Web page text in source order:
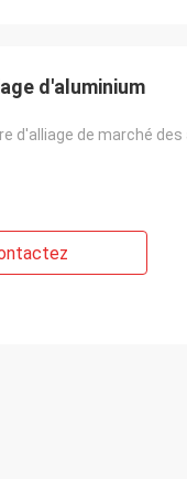
d'aluminium